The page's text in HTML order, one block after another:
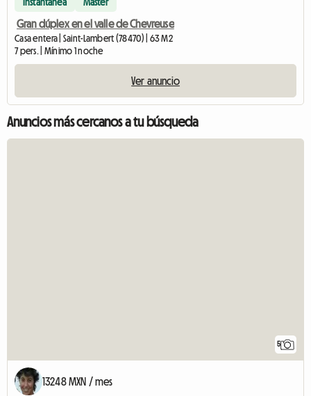
Gran dúplex en el valle de Chevreuse
Casa entera | Saint-Lambert (78470) | 63 M2
7 pers. | Mínimo 1 noche
Ver anuncio
Anuncios más cercanos a tu búsqueda
5
13248 MXN / mes